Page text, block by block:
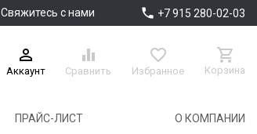
Свяжитесь с нами  +7 915 280-02-03

Аккаунт

Сравнить

Избранное

Корзина
ПРАЙС-ЛИСТ О КОМПАНИИ